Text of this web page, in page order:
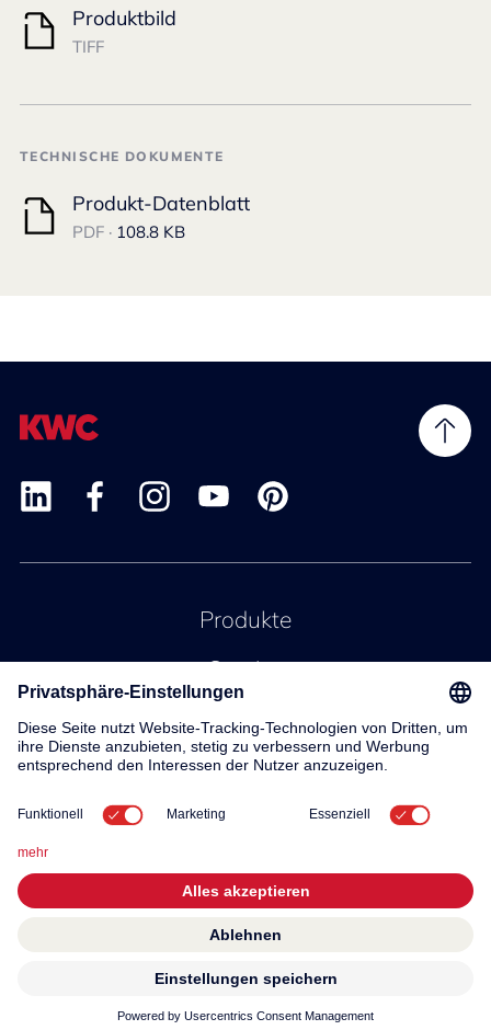
Produktbild
TIFF
TECHNISCHE DOKUMENTE
Produkt-Datenblatt
PDF · 108.8 KB
Produkte
Service
Kontakt
Über uns
Allgemeine Geschäftsbedingungen
Impressum
Privacy Governance